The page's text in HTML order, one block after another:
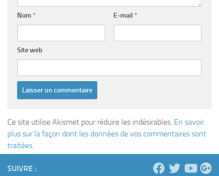
Nom * E-mail *
Site web
Ce site utilise Akismet pour réduire les indésirables. En savoir
plus sur la façon dont les données de vos commentaires sont
traitées.
SUIVRE :